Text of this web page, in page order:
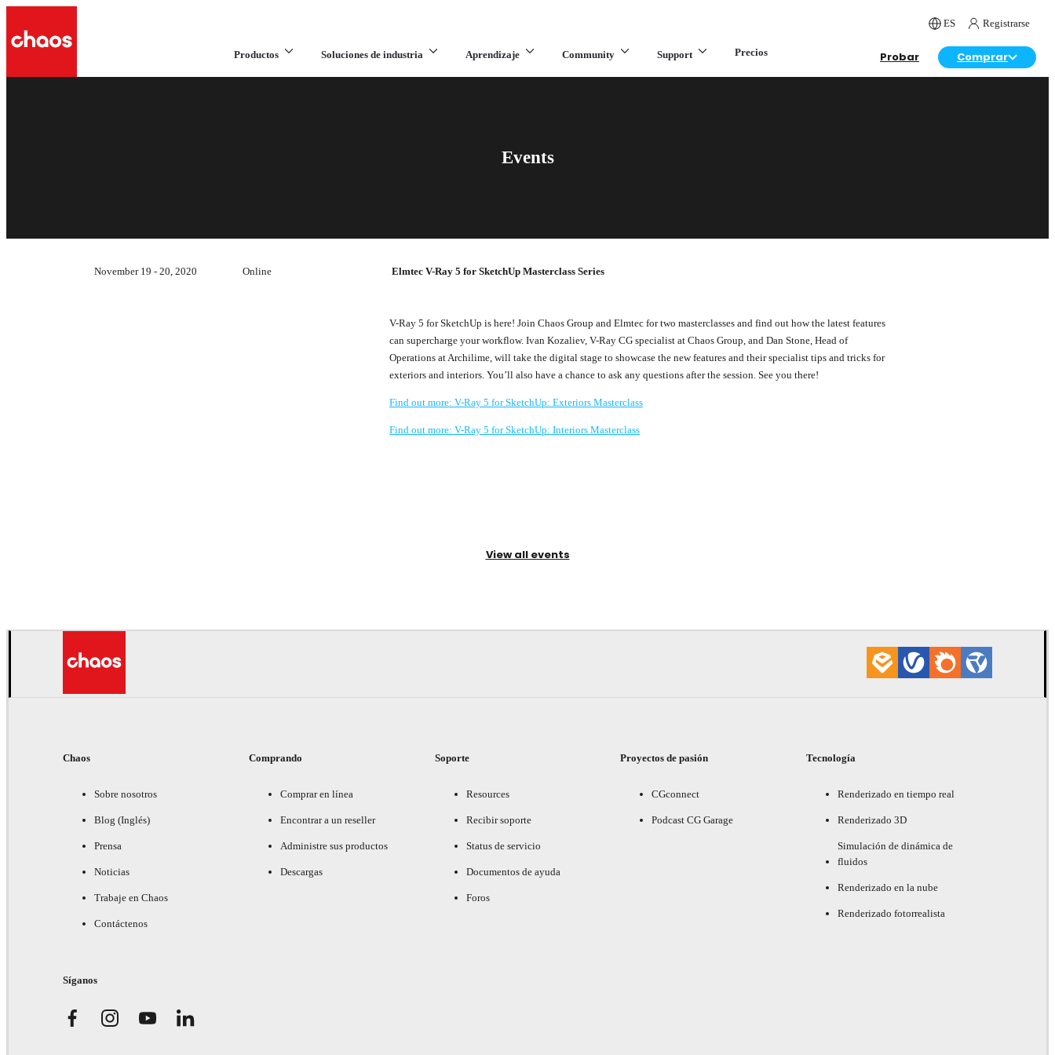
ES Registrarse
Productos Soluciones de industria Aprendizaje Community Support Precios Probar Comprar
Events
November 19 - 20, 2020 Online Elmtec V-Ray 5 for SketchUp Masterclass Series
V-Ray 5 for SketchUp is here! Join Chaos Group and Elmtec for two masterclasses and find out how the latest features
can supercharge your workflow. Ivan Kozaliev, V-Ray CG specialist at Chaos Group, and Dan Stone, Head of
Operations at Archilime, will take the digital stage to showcase the new features and their specialist tips and tricks for
exteriors and interiors. You’ll also have a chance to ask any questions after the session. See you there!
Find out more: V-Ray 5 for SketchUp: Exteriors Masterclass
Find out more: V-Ray 5 for SketchUp: Interiors Masterclass
View all events
Chaos
Sobre nosotros
Blog (Inglés)
Prensa
Noticias
Trabaje en Chaos
Contáctenos
Comprando
Comprar en línea
Encontrar a un reseller
Administre sus productos
Descargas
Soporte
Resources
Recibir soporte
Status de servicio
Documentos de ayuda
Foros
Proyectos de pasión
CGconnect
Podcast CG Garage
Tecnología
Renderizado en tiempo real
Renderizado 3D
Simulación de dinámica de
fluidos
Renderizado en la nube
Renderizado fotorrealista
Síganos